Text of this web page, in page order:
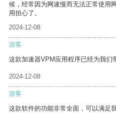
候，经常因为网速慢而无法正常使用
用担心了。
2024-12-08
游客
这款加速器VPM应用程序已经为我们
2024-12-08
游客
这款软件的功能非常全面，可以满足